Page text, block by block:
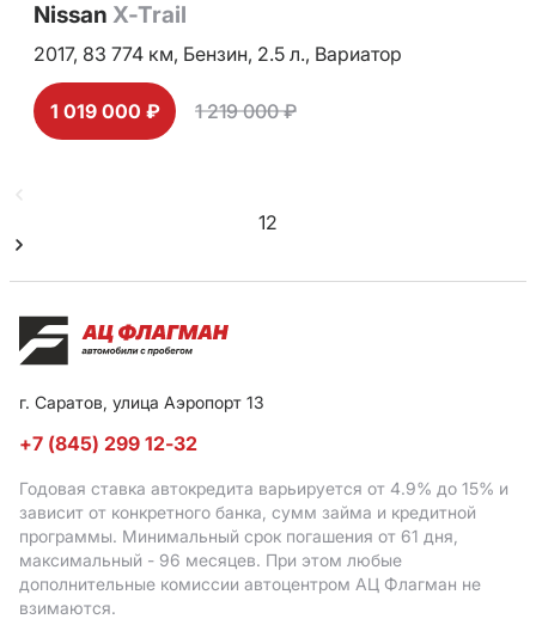
Nissan X-Trail
2017, 83 774 км, Бензин, 2.5 л., Вариатор
1 019 000 ₽ 1 219 000 ₽
12
г. Саратов, улица Аэропорт 13
+7 (845) 299 12-32
Годовая ставка автокредита варьируется от 4.9% до 15% и
зависит от конкретного банка, сумм займа и кредитной
программы. Минимальный срок погашения от 61 дня,
максимальный - 96 месяцев. При этом любые
дополнительные комиссии автоцентром АЦ Флагман не
взимаются.